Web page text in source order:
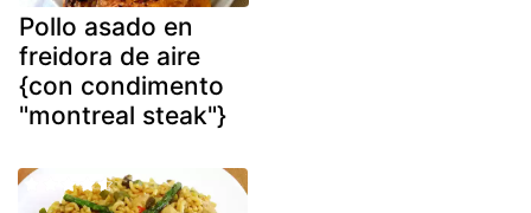
Pollo asado en
freidora de aire
{con condimento
"montreal steak"}